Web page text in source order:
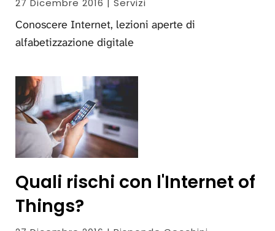
27 Dicembre 2016 | Servizi
Conoscere Internet, lezioni aperte di
alfabetizzazione digitale
Quali rischi con l'Internet of
Things?